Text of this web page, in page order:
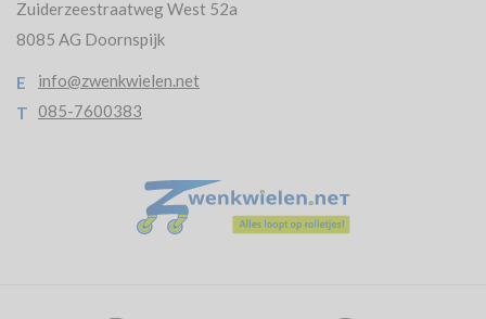
Zuiderzeestraatweg West 52a
8085 AG Doornspijk
E
info@zwenkwielen.net
T
085-7600383